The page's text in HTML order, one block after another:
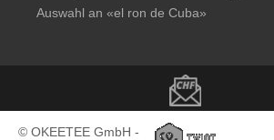
© OKEETEE GmbH -
Auswahl an «el ron de Cuba»